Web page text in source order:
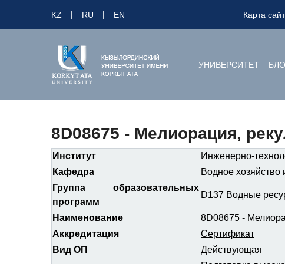
KZ RU EN Карта
УНИВЕРСИТЕТ
8D08675 - Мелиорация,
Институт
Инженерно-
Кафедра
Водное хозяйство
Группа образовательных
программ
D137 Водные
Наименование
8D08675 -
Аккредитация
Сертификат
Вид ОП
Действующая